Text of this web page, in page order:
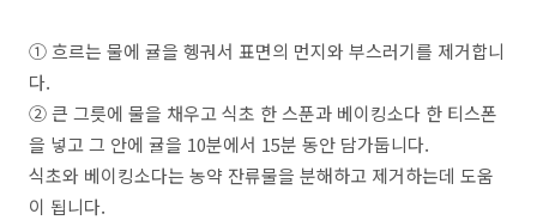
① 흐르는 물에 귤을 헹궈서 표면의 먼지와 부스러기를 제거합니
다.
② 큰 그릇에 물을 채우고 식초 한 스푼과 베이킹소다 한 티스폰
을 넣고 그 안에 귤을 10분에서 15분 동안 담가둡니다.
식초와 베이킹소다는 농약 잔류물을 분해하고 제거하는데 도움
이 됩니다.